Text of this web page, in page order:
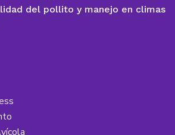
del pollito y manejo en climas